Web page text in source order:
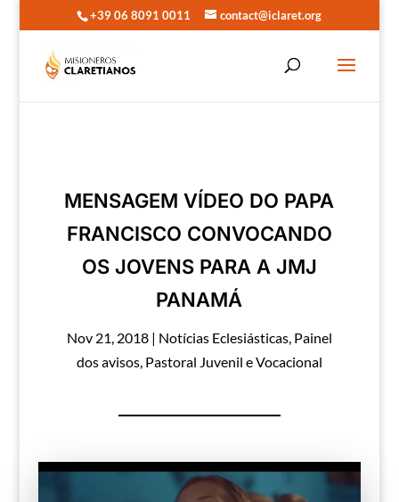
+39 06 8091 0011 contact@iclaret.org
MENSAGEM VÍDEO DO PAPA
FRANCISCO CONVOCANDO
OS JOVENS PARA A JMJ
PANAMÁ
Nov 21, 2018| Notícias Eclesiásticas, Painel
dos avisos, Pastoral Juvenil e Vocacional